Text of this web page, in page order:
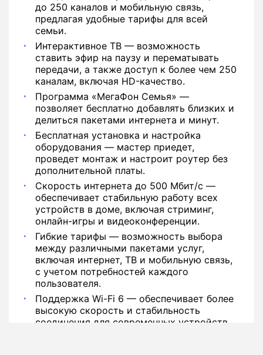
до 250 каналов и мобильную связь,
предлагая удобные тарифы для всей
семьи.
Интерактивное ТВ — возможность
ставить эфир на паузу и перематывать
передачи, а также доступ к более чем 250
каналам, включая HD-качество.
Программа «МегаФон Семья» —
позволяет бесплатно добавлять близких и
делиться пакетами интернета и минут.
Бесплатная установка и настройка
оборудования — мастер приедет,
проведет монтаж и настроит роутер без
дополнительной платы.
Скорость интернета до 500 Мбит/с —
обеспечивает стабильную работу всех
устройств в доме, включая стриминг,
онлайн-игры и видеоконференции.
Гибкие тарифы — возможность выбора
между различными пакетами услуг,
включая интернет, ТВ и мобильную связь,
с учетом потребностей каждого
пользователя.
Поддержка Wi-Fi 6 — обеспечивает более
высокую скорость и стабильность
соединения для современных устройств.